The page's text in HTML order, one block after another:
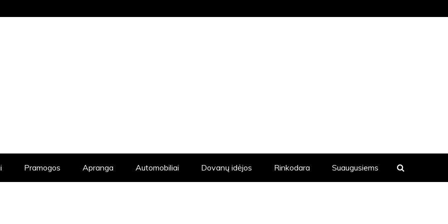
Pramogos Apranga Automobiliai Dovanų idėjos Rinkodara Suaugusiems